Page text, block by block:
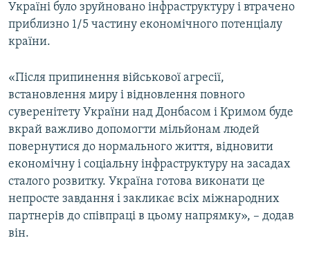
Україні було зруйновано інфраструктуру і втрачено
приблизно 1/5 частину економічного потенціалу
країни.
«Після припинення військової агресії,
встановлення миру і відновлення повного
суверенітету України над Донбасом і Кримом буде
вкрай важливо допомогти мільйонам людей
повернутися до нормального життя, відновити
економічну і соціальну інфраструктуру на засадах
сталого розвитку. Україна готова виконати це
непросте завдання і закликає всіх міжнародних
партнерів до співпраці в цьому напрямку», – додав
він.